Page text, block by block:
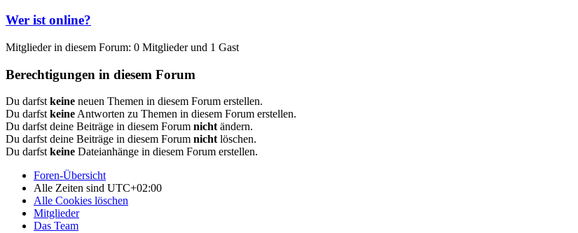
Wer ist online?
Mitglieder in diesem Forum: 0 Mitglieder und 1 Gast
Berechtigungen in diesem Forum
Du darfst keine neuen Themen in diesem Forum erstellen.
Du darfst keine Antworten zu Themen in diesem Forum erstellen.
Du darfst deine Beiträge in diesem Forum nicht ändern.
Du darfst deine Beiträge in diesem Forum nicht löschen.
Du darfst keine Dateianhänge in diesem Forum erstellen.
Foren-Übersicht
Alle Zeiten sind UTC+02:00
Alle Cookies löschen
Mitglieder
Das Team